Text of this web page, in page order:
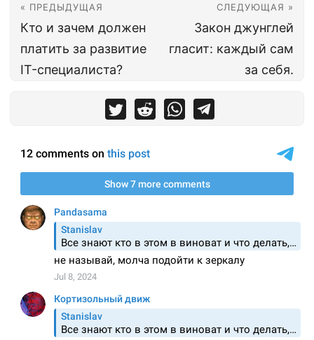
« ПРЕДЫДУЩАЯ
Кто и зачем должен
платить за развитие
IT-специалиста?
СЛЕДУЮЩАЯ »
Закон джунглей
гласит: каждый сам
за себя.